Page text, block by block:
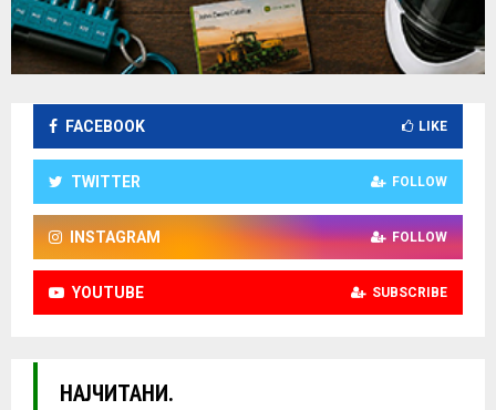
FACEBOOK LIKE
TWITTER FOLLOW
INSTAGRAM FOLLOW
YOUTUBE SUBSCRIBE
НАЈЧИТАНИ.